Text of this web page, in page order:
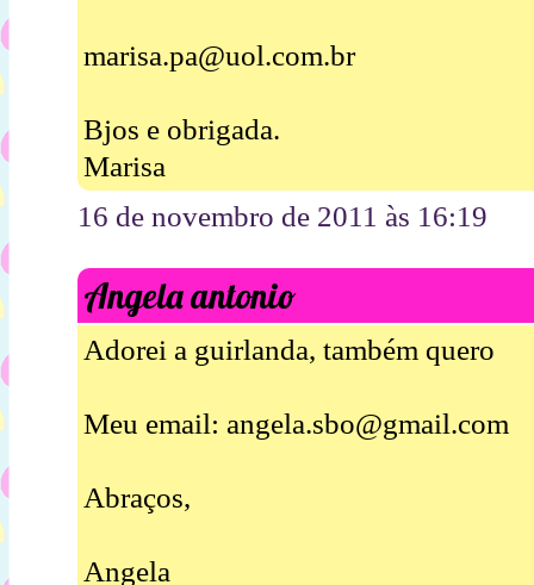
marisa.pa@uol.com.br
Bjos e obrigada.
Marisa
16 de novembro de 2011 às 16:19
Angela antonio
Adorei a guirlanda, também quero
Meu email: angela.sbo@gmail.com
Abraços,
Angela